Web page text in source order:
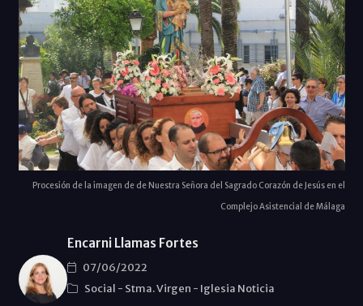
Procesión de la imagen de de Nuestra Señora del Sagrado Corazón de Jesús en el
Complejo Asistencial de Málaga
Encarni Llamas Fortes
07/06/2022
Social - Stma. Virgen - Iglesia Noticia